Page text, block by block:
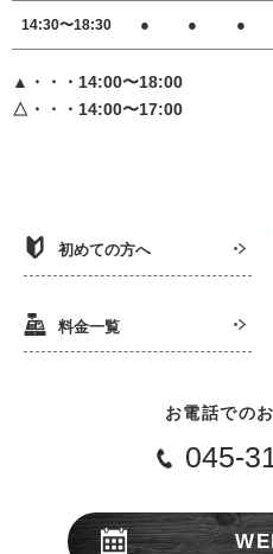
初めての方へ
料金一覧
14:30〜18:30 ● ● ●
▲・・・14:00〜18:00
△・・・14:00〜17:00
お電話での
045-